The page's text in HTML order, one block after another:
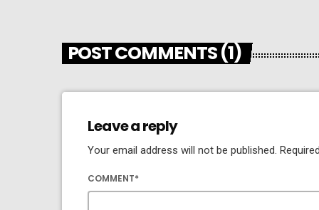
POST COMMENTS (1)
Leave a reply
Your email address will not be published.
COMMENT*